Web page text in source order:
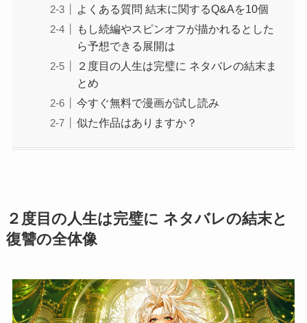
よくある質問 結末に関するQ&Aを10個
もし続編やスピンオフが描かれるとした
ら予想できる展開は
２度目の人生は完璧に ネタバレの結末ま
とめ
今すぐ無料で漫画が試し読み
似た作品はありますか？
２度目の人生は完璧に ネタバレの結末と
復讐の全体像